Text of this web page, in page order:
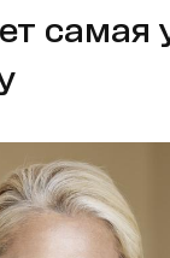
самая